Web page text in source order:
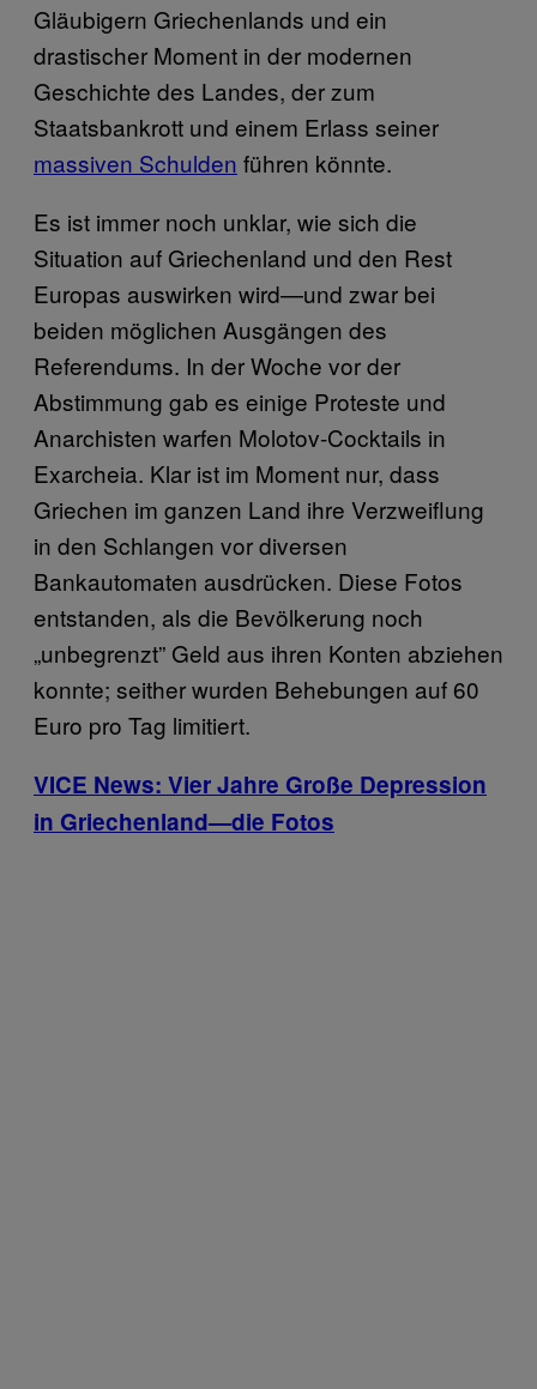
Gläubigern Griechenlands und ein
drastischer Moment in der modernen
Geschichte des Landes, der zum
Staatsbankrott und einem Erlass seiner
massiven Schulden führen könnte.
Es ist immer noch unklar, wie sich die
Situation auf Griechenland und den Rest
Europas auswirken wird—und zwar bei
beiden möglichen Ausgängen des
Referendums. In der Woche vor der
Abstimmung gab es einige Proteste und
Anarchisten warfen Molotov-Cocktails in
Exarcheia. Klar ist im Moment nur, dass
Griechen im ganzen Land ihre Verzweiflung
in den Schlangen vor diversen
Bankautomaten ausdrücken. Diese Fotos
entstanden, als die Bevölkerung noch
„unbegrenzt” Geld aus ihren Konten abziehen
konnte; seither wurden Behebungen auf 60
Euro pro Tag limitiert.
VICE News: Vier Jahre Große Depression
in Griechenland—die Fotos